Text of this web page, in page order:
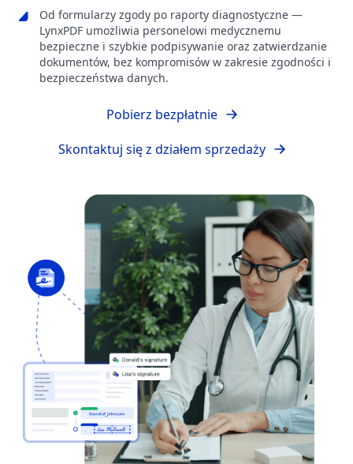
Od formularzy zgody po raporty diagnostyczne —
LynxPDF umożliwia personelowi medycznemu
bezpieczne i szybkie podpisywanie oraz zatwierdzanie
dokumentów, bez kompromisów w zakresie zgodności i
bezpieczeństwa danych.
Pobierz bezpłatnie
Skontaktuj się z działem sprzedaży